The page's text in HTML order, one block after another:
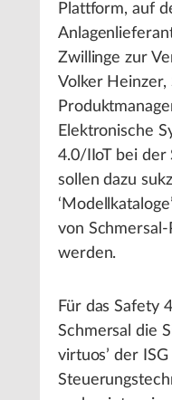
Plattform, auf
Zwillinge zur
Volker Heinzer,
Elektronische
4.0/IIoT bei der
sollen dazu
von
werden.
Für das Safety
Schmersal die
virtuos’ der